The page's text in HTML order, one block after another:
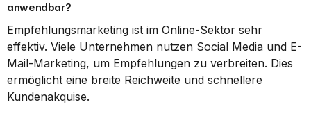
anwendbar?
Empfehlungsmarketing ist im Online-Sektor sehr
effektiv. Viele Unternehmen nutzen Social Media und E-
Mail-Marketing, um Empfehlungen zu verbreiten. Dies
ermöglicht eine breite Reichweite und schnellere
Kundenakquise.